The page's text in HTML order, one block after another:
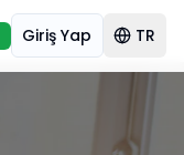
Giriş Yap TR